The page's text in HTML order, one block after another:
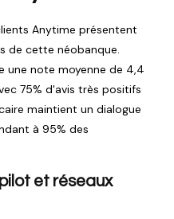
Anytime présentent
de cette néobanque.
une note moyenne de 4,4
75% d'avis très positifs
maintient un dialogue
à 95% des
et réseaux